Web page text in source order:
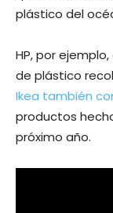
plástico del
HP, por
de plástico
Ikea también
productos
próximo año.